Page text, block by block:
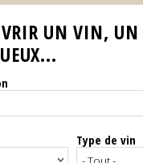
UN VIN, UN
Type de vin